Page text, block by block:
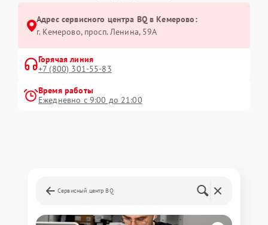
Адрес сервисного центра BQ в Кемерово:
г. Кемерово, просп. Ленина, 59А
Горячая линия
+7 (800) 301-55-83
Время работы
Ежедневно с 9:00 до 21:00
Сервисный центр BQ